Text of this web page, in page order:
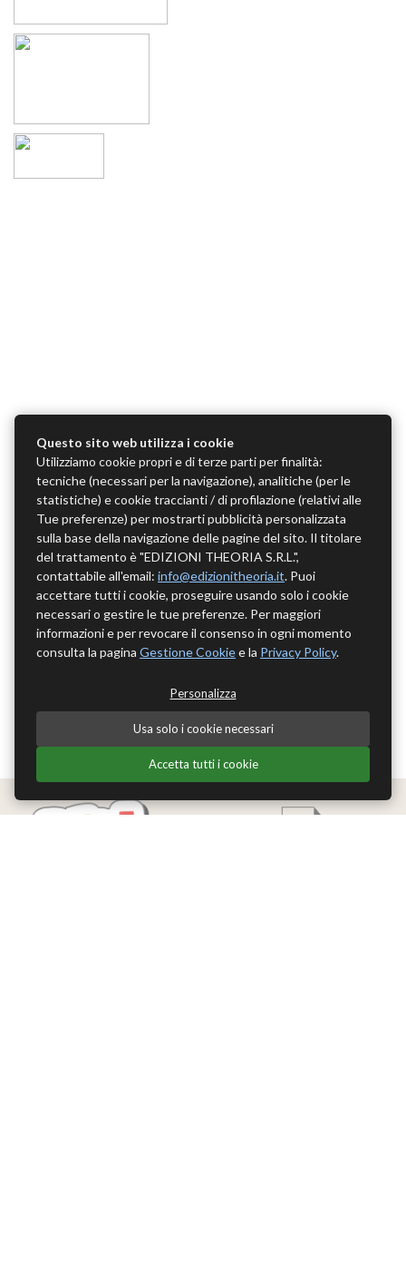
Questo sito web utilizza i cookie
Utilizziamo cookie propri e di terze parti per finalità:
tecniche (necessari per la navigazione), analitiche (per le
statistiche) e cookie traccianti / di profilazione (relativi alle
Tue preferenze) per mostrarti pubblicità personalizzata
sulla base della navigazione delle pagine del sito. Il titolare
del trattamento è "EDIZIONI THEORIA S.R.L.",
contattabile all'email: info@edizionitheoria.it. Puoi
accettare tutti i cookie, proseguire usando solo i cookie
necessari o gestire le tue preferenze. Per maggiori
informazioni e per revocare il consenso in ogni momento
consulta la pagina Gestione Cookiee la Privacy Policy.
Personalizza
Usa solo i cookie necessari
Accetta tutti i cookie